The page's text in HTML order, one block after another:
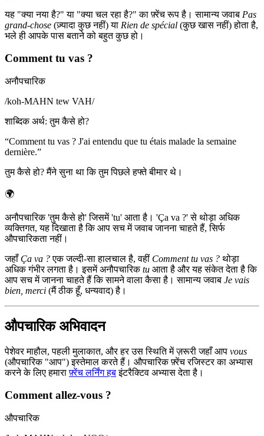
यह "क्या नया है?" या "क्या चल रहा है?" का फ़्रेंच रूप है। सामान्य जवाब Pas
grand-chose (ज़्यादा कुछ नहीं) या Rien de spécial (कुछ खास नहीं) होता है,
भले ही आपके पास बताने को बहुत कुछ हो।
Comment tu vas ?
अनौपचारिक
/koh-MAHN tew VAH/
शाब्दिक अर्थ: तुम कैसे हो?
“Comment tu vas ? J'ai entendu que tu étais malade la semaine
dernière.”
तुम कैसे हो? मैंने सुना था कि तुम पिछले हफ्ते बीमार थे।
🌍
अनौपचारिक 'तुम कैसे हो' जिसमें 'tu' आता है। 'Ça va ?' से थोड़ा अधिक
व्यक्तिगत, यह दिखाता है कि आप सच में जवाब जानना चाहते हैं, सिर्फ
औपचारिकता नहीं।
जहाँ Ça va ?एक जल्दी-सा हालचाल है, वहीं Comment tu vas ? थोड़ा
अधिक गंभीर लगता है। इसमें अनौपचारिकtu आता है और यह संकेत देता है कि
आप सच में जानना चाहते हैं कि सामने वाला कैसा है। सामान्य जवाब Je vais
bien, merci (मैं ठीक हूँ, धन्यवाद) है।
औपचारिक अभिवादन
पेशेवर माहौल, पहली मुलाकात, और हर उस स्थिति में ज़रूरी जहाँ आप vous
(औपचारिक "आप") इस्तेमाल करते हैं। औपचारिक फ़्रेंच रजिस्टर का अभ्यास
करने के लिए हमाराफ़्रेंच लर्निंग हबइंटरैक्टिव अभ्यास देता है।
Comment allez-vous ?
औपचारिक